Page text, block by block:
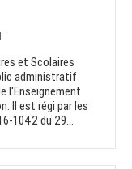
et Scolaires
administratif
l'Enseignement
Il est régi par les
1042 du 29...